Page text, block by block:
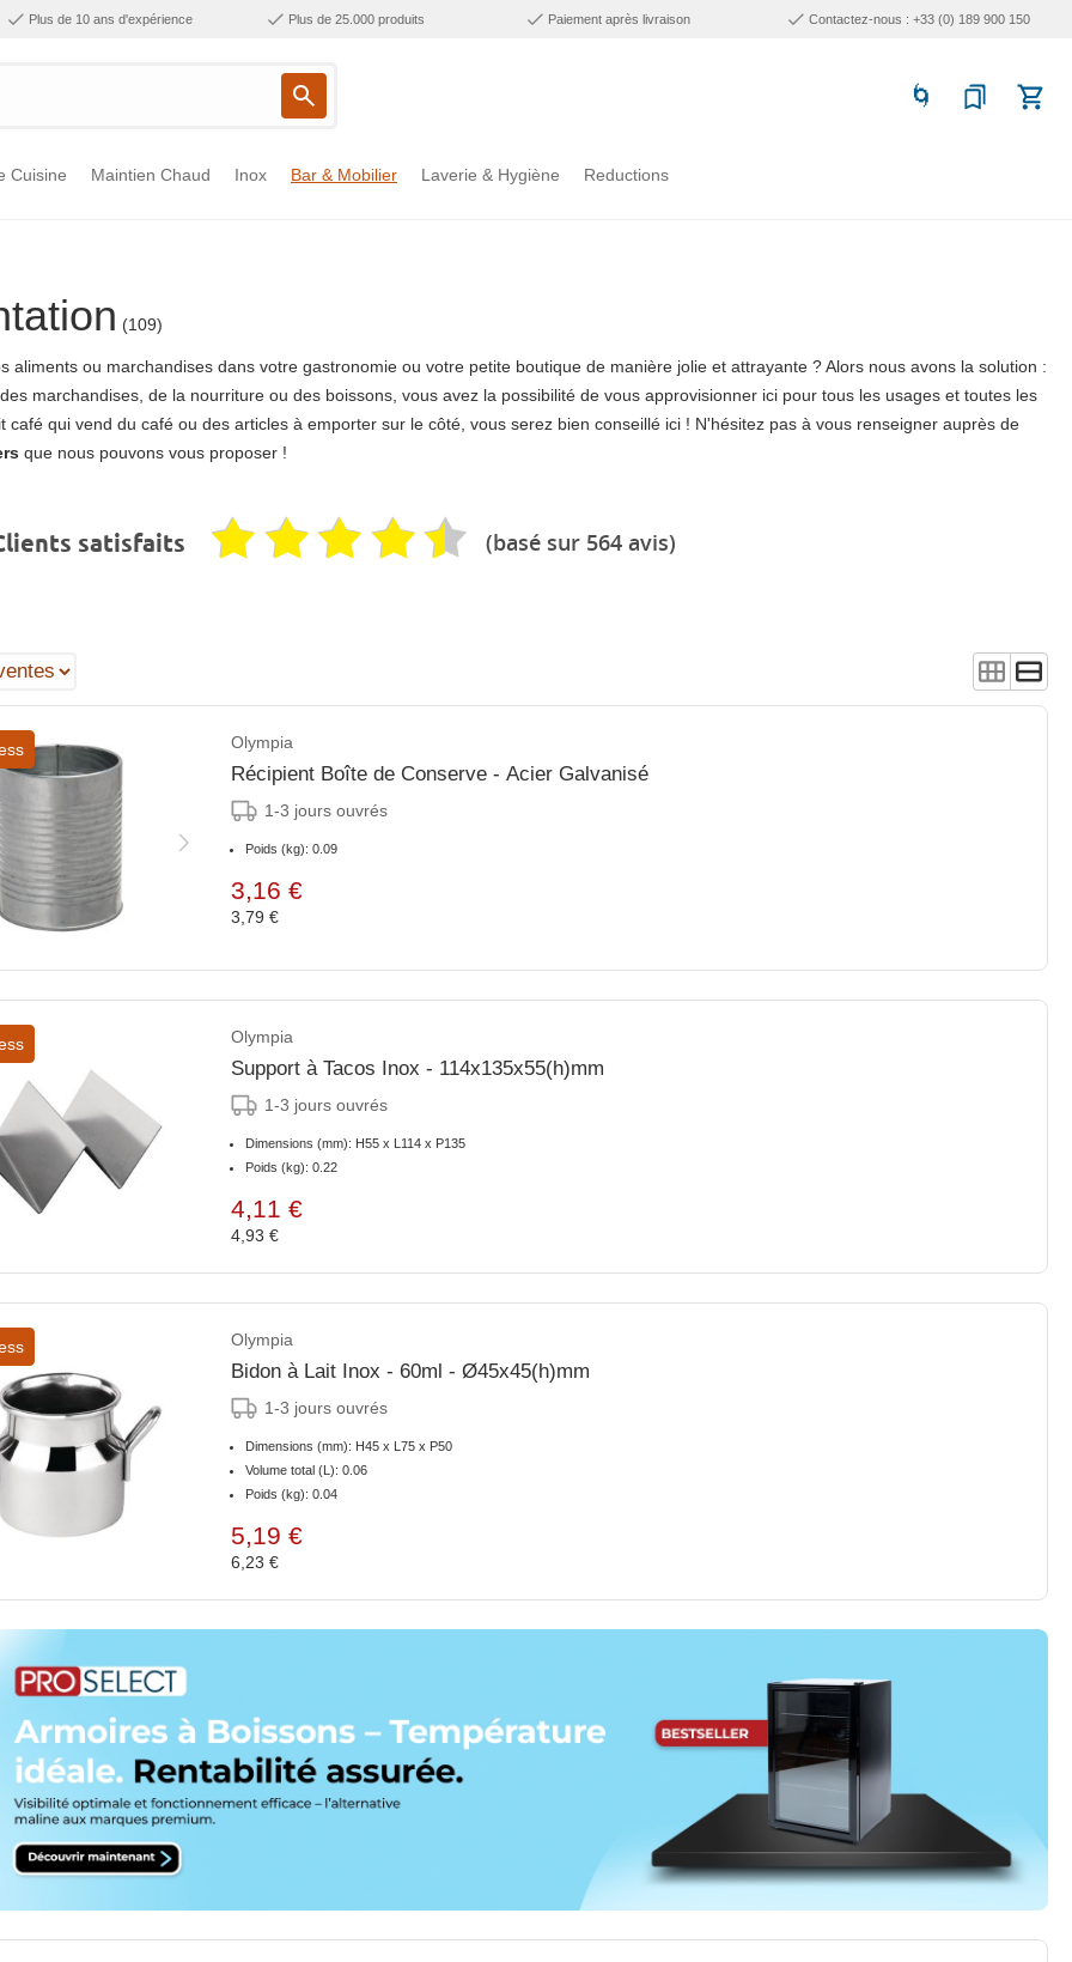
Plus de 10 ans d'expérience Plus de 25.000 produits Paiement après livraison Contactez-nous : +33 (0) 189 900 150
Cuisine Maintien Chaud Inox Bar & Mobilier Laverie & Hygiène Reductions
(109)
aliments ou marchandises dans votre gastronomie ou votre petite boutique de manière jolie et attrayante ? Alors nous avons la solution :
marchandises, de la nourriture ou des boissons, vous avez la possibilité de vous approvisionner ici pour tous les usages et toutes les
qui vend du café ou des articles à emporter sur le côté, vous serez bien conseillé ici ! N'hésitez pas à vous renseigner auprès de
que nous pouvons vous proposer !
satisfaits (basé sur 564 avis)
Olympia
Récipient Boîte de Conserve - Acier Galvanisé
1-3 jours ouvrés
Poids (kg): 0.09
3,16 €
3,79 €
Olympia
Support à Tacos Inox - 114x135x55(h)mm
1-3 jours ouvrés
Dimensions (mm): H55 x L114 x P135
Poids (kg): 0.22
4,11 €
4,93 €
Olympia
Bidon à Lait Inox - 60ml - Ø45x45(h)mm
1-3 jours ouvrés
Dimensions (mm): H45 x L75 x P50
Volume total (L): 0.06
Poids (kg): 0.04
5,19 €
6,23 €